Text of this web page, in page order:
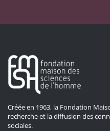
Créée en 1963, la Fondation
recherche et la diffusion des
sociales.